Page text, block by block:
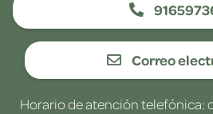
Correo
Horario de atención telefónica: